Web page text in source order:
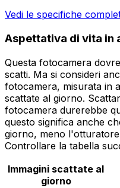
Vedi le specifiche
Aspettativa di vita in
Questa fotocamera
scatti. Ma si consideri
fotocamera, misurata in
scattate al giorno.
fotocamera durerebbe
questo significa anche
giorno, meno
Controllare la tabella
Immagini scattate al
giorno